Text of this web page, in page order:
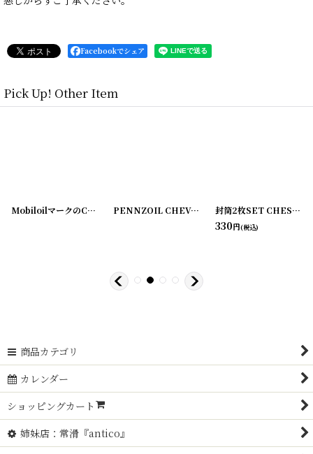
Facebookでシェア
Pick Up! Other Item
[20200407-21] [ 20200323-05]
MobiloilマークのCUSTOMER SERVICE RECORD [200601-1]
PENNZOIL CHEVOROLET サービスチケット3枚セット 封筒2枚SET CHESSIE SYSTEM RAILROADS
330円(税込)
商品カテゴリ
カレンダー
ショッピングカート
姉妹店：常滑『antico』